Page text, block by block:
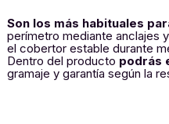
Son los más habituales
perímetro mediante anclajes
el cobertor estable durante
Dentro del producto podrás
gramaje y garantía según la